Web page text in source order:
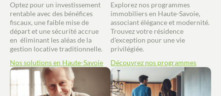
Optez pour un investissement
rentable avec des bénéfices
fiscaux, une faible mise de
départ et une sécurité accrue
en éliminant les aléas de la
gestion locative traditionnelle.
Nos solutions en Haute-Savoie
Explorez nos programmes
immobiliers en Haute-Savoie,
associant élégance et modernité.
Trouvez votre résidence
d'exception pour une vie
privilégiée.
Découvrez nos programmes